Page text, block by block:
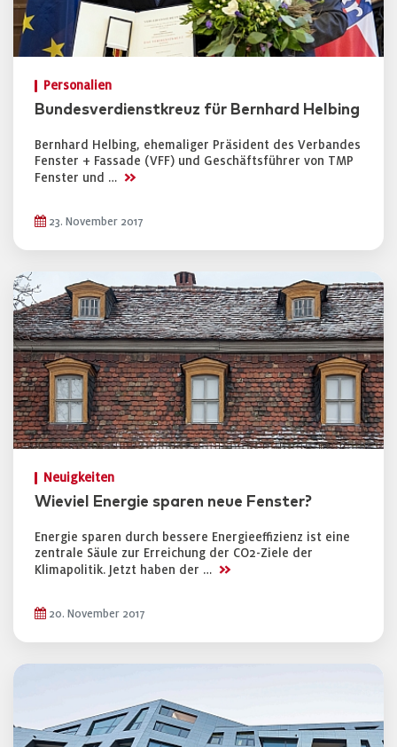
Personalien
Bundesverdienstkreuz für Bernhard Helbing
Bernhard Helbing, ehemaliger Präsident des Verbandes
Fenster + Fassade (VFF) und Geschäftsführer von TMP
Fenster und … >>
23. November 2017
Neuigkeiten
Wieviel Energie sparen neue Fenster?
Energie sparen durch bessere Energieeffizienz ist eine
zentrale Säule zur Erreichung der CO2-Ziele der
Klimapolitik. Jetzt haben der … >>
20. November 2017